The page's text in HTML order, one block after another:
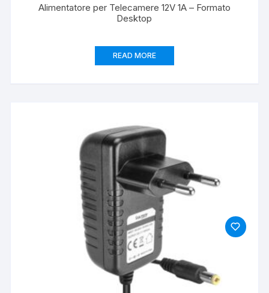
Alimentatore per Telecamere 12V 1A – Formato
Desktop
READ MORE